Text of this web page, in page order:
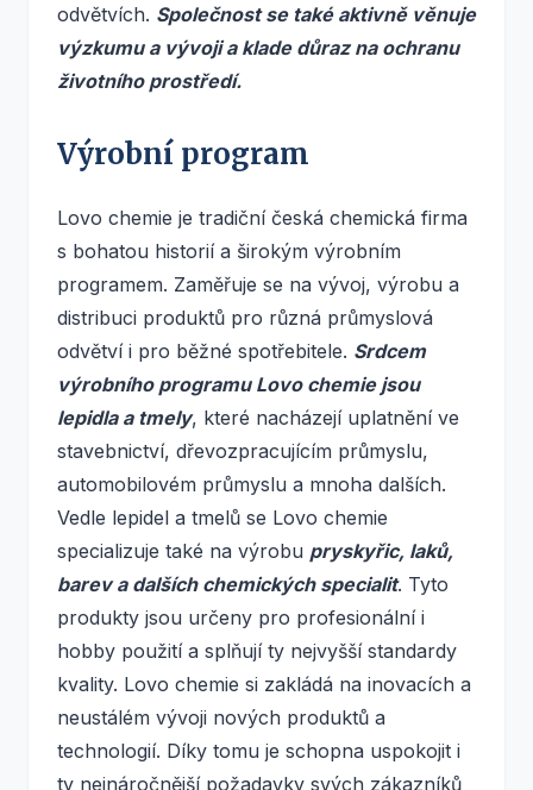
odvětvích. Společnost se také aktivně věnuje
výzkumu a vývoji a klade důraz na ochranu
životního prostředí.
Výrobní program
Lovo chemie je tradiční česká chemická firma
s bohatou historií a širokým výrobním
programem. Zaměřuje se na vývoj, výrobu a
distribuci produktů pro různá průmyslová
odvětví i pro běžné spotřebitele. Srdcem
výrobního programu Lovo chemie jsou
lepidla a tmely, které nacházejí uplatnění ve
stavebnictví, dřevozpracujícím průmyslu,
automobilovém průmyslu a mnoha dalších.
Vedle lepidel a tmelů se Lovo chemie
specializuje také na výrobu pryskyřic, laků,
barev a dalších chemických specialit. Tyto
produkty jsou určeny pro profesionální i
hobby použití a splňují ty nejvyšší standardy
kvality. Lovo chemie si zakládá na inovacích a
neustálém vývoji nových produktů a
technologií. Díky tomu je schopna uspokojit i
ty nejnáročnější požadavky svých zákazníků